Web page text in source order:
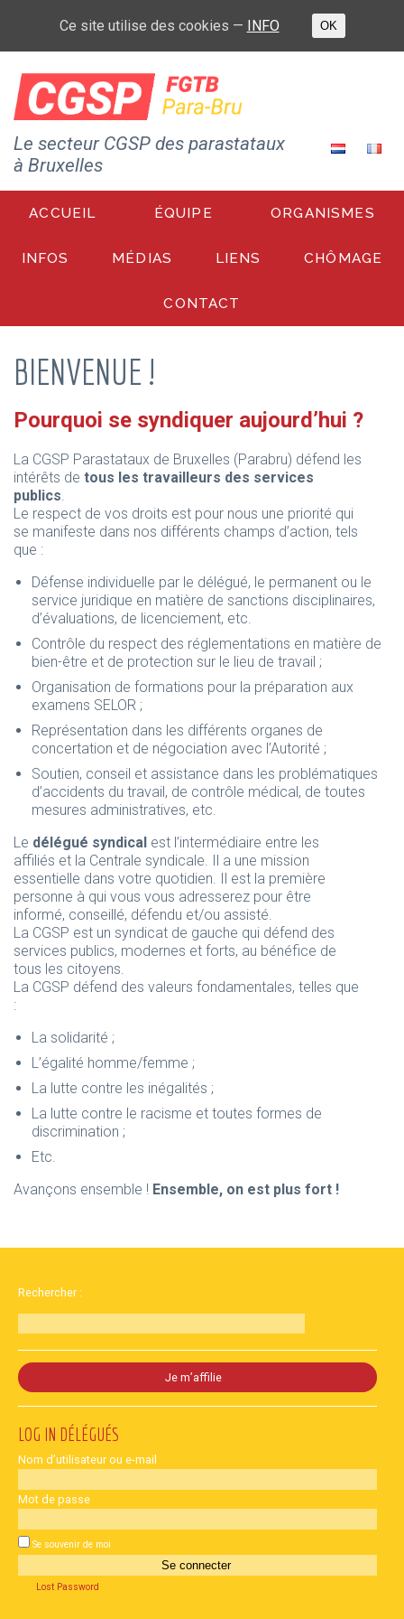
Le secteur CGSP des parastataux
à Bruxelles
ACCUEIL ÉQUIPE ORGANISMES
INFOS MÉDIAS LIENS CHÔMAGE
CONTACT
BIENVENUE !
Pourquoi se syndiquer aujourd’hui ?
La CGSP Parastataux de Bruxelles (Parabru) défend les
intérêts de tous les travailleurs des services
publics
Le respect de vos droits est pour nous une priorité qui
se manifeste dans nos différents champs d’action, tels
que :
Défense individuelle par le délégué, le permanent ou le
service juridique en matière de sanctions disciplinaires,
d’évaluations, de licenciement, etc.
Contrôle du respect des réglementations en matière de
bien-être et de protection sur le lieu de travail ;
Organisation de formations pour la préparation aux
examens SELOR ;
Représentation dans les différents organes de
concertation et de négociation avec l’Autorité ;
Soutien, conseil et assistance dans les problématiques
d’accidents du travail, de contrôle médical, de toutes
mesures administratives, etc.
Le délégué syndical est l’intermédiaire entre les
affiliés et la Centrale syndicale. Il a une mission
essentielle dans votre quotidien. Il est la première
personne à qui vous vous adresserez pour être
informé, conseillé, défendu et/ou assisté.
La CGSP est un syndicat de gauche qui défend des
services publics, modernes et forts, au bénéfice de
tous les citoyens.
La CGSP défend des valeurs fondamentales, telles que
:
La solidarité ;
L’égalité homme/femme ;
La lutte contre les inégalités ;
La lutte contre le racisme et toutes formes de
discrimination ;
Etc.
Avançons ensemble ! Ensemble, on est plus fort !
Rechercher :
Je m’affilie
LOG IN
Nom d’utilisateur ou e-mail
Mot de passe
Se souvenir de moi
Lost Password
Ce site utilise des cookies — INFO OK